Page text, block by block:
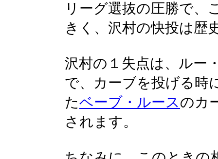
リーグ選抜の圧勝で、
きく、沢村の快投は歴
沢村の１失点は、ルー
で、カーブを投げる時
たベーブ・ルースのカ
されます。